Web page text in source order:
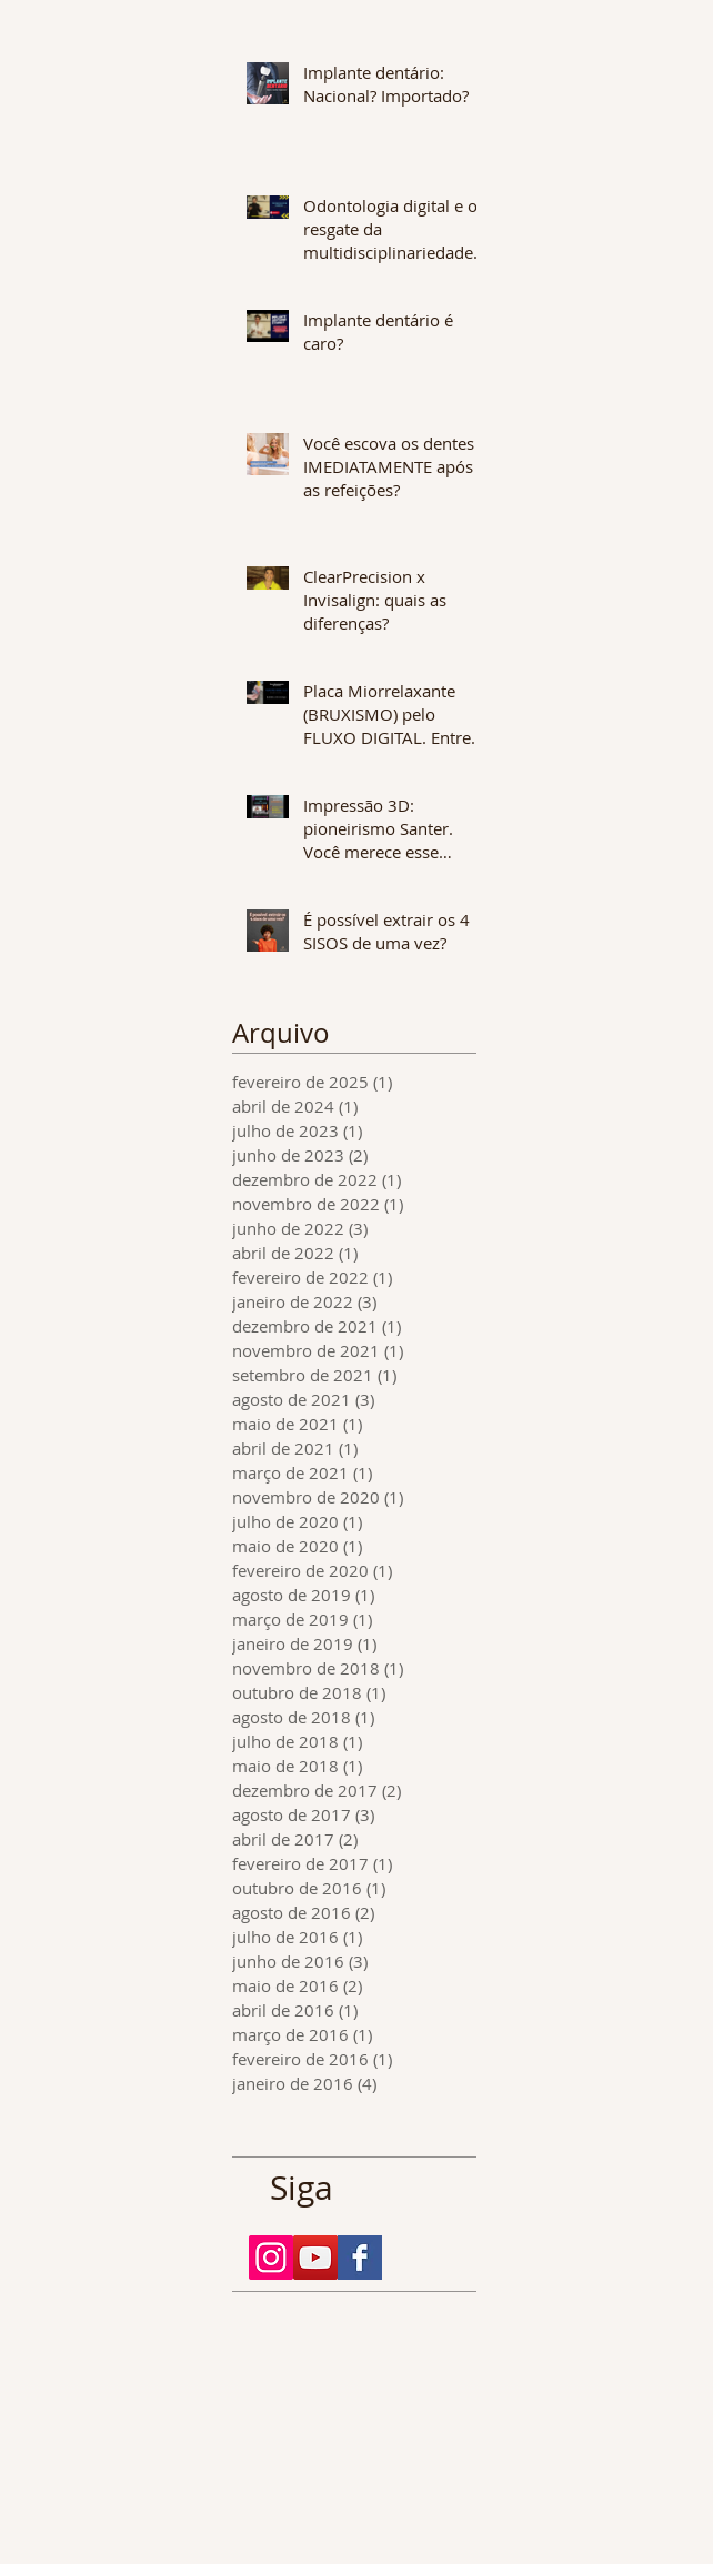
Implante dentário:
Nacional? Importado?
Odontologia digital e o
resgate da
multidisciplinariedade.
Implante dentário é
caro?
Você escova os dentes
IMEDIATAMENTE após
as refeições?
ClearPrecision x
Invisalign: quais as
diferenças?
Placa Miorrelaxante
(BRUXISMO) pelo
FLUXO DIGITAL. Entrega
Impressão 3D:
pioneirismo Santer.
Você merece esse
É possível extrair os 4
SISOS de uma vez?
Arquivo
fevereiro de 2025 (1)
abril de 2024 (1)
julho de 2023 (1)
junho de 2023 (2)
dezembro de 2022 (1)
novembro de 2022 (1)
junho de 2022 (3)
abril de 2022 (1)
fevereiro de 2022 (1)
janeiro de 2022 (3)
dezembro de 2021 (1)
novembro de 2021 (1)
setembro de 2021 (1)
agosto de 2021 (3)
maio de 2021 (1)
abril de 2021 (1)
março de 2021 (1)
novembro de 2020 (1)
julho de 2020 (1)
maio de 2020 (1)
fevereiro de 2020 (1)
agosto de 2019 (1)
março de 2019 (1)
janeiro de 2019 (1)
novembro de 2018 (1)
outubro de 2018 (1)
agosto de 2018 (1)
julho de 2018 (1)
maio de 2018 (1)
dezembro de 2017 (2)
agosto de 2017 (3)
abril de 2017 (2)
fevereiro de 2017 (1)
outubro de 2016 (1)
agosto de 2016 (2)
julho de 2016 (1)
junho de 2016 (3)
maio de 2016 (2)
abril de 2016 (1)
março de 2016 (1)
fevereiro de 2016 (1)
janeiro de 2016 (4)
Siga